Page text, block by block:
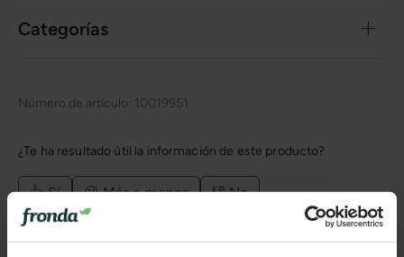
Categorías
Número de artículo: 10019951
¿Te ha resultado útil la información de este producto?
👍 Sí 😐 Más o menos 👎 No